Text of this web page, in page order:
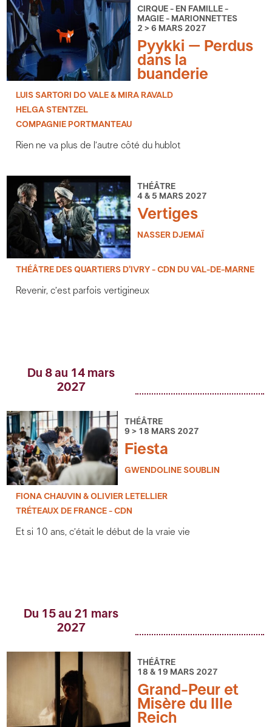
CIRQUE - EN FAMILLE -
MAGIE - MARIONNETTES
2 > 6 MARS 2027
Pyykki – Perdus
dans la
buanderie
LUIS SARTORI DO VALE & MIRA RAVALD
HELGA STENTZEL
COMPAGNIE PORTMANTEAU
Rien ne va plus de l’autre côté du hublot
THÉÂTRE
4 & 5 MARS 2027
Vertiges
NASSER DJEMAÏ
THÉÂTRE DES QUARTIERS D’IVRY - CDN DU VAL-DE-MARNE
Revenir, c’est parfois vertigineux
Du 8 au 14 mars
2027
THÉÂTRE
9 > 18 MARS 2027
Fiesta
GWENDOLINE SOUBLIN
FIONA CHAUVIN & OLIVIER LETELLIER
TRÉTEAUX DE FRANCE - CDN
Et si 10 ans, c’était le début de la vraie vie
Du 15 au 21 mars
2027
THÉÂTRE
18 & 19 MARS 2027
Grand-Peur et
Misère du IIIe
Reich